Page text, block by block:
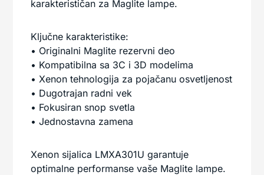
karakterističan za Maglite lampe.
Ključne karakteristike:
• Originalni Maglite rezervni deo
• Kompatibilna sa 3C i 3D modelima
• Xenon tehnologija za pojačanu osvetljenost
• Dugotrajan radni vek
• Fokusiran snop svetla
• Jednostavna zamena
Xenon sijalica LMXA301U garantuje
optimalne performanse vaše Maglite lampe.